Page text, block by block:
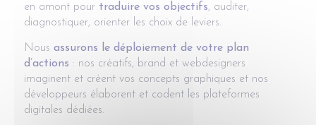
en amont pour traduire vos objectifs, auditer,
diagnostiquer, orienter les choix de leviers.
Nous assurons le déploiement de votre plan
d’actions : nos créatifs, brand et webdesigners
imaginent et créent vos concepts graphiques et nos
développeurs élaborent et codent les plateformes
digitales dédiées.